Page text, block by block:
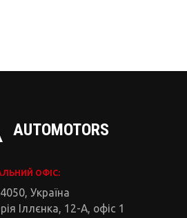
AUTOMOTORS
ОФІС:
Україна
Іллєнка, 12-А, офіс 1